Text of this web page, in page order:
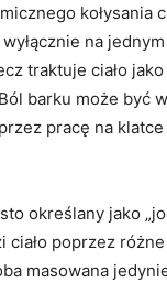
kołysania
na
traktuje ciało jako
barku może być
pracę na
określany jako
ciało poprzez
masowana